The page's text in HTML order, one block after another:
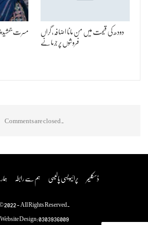
مسرت جمشید دودھ کی قیمت میں من مانا اضافہ، گراں
فروشوں پر جرمانے
Comments are closed.
ہم سے رابطہ پرائیویسی پالیسی ڈسکلیمر
2022 - All Rights Reserved.
Website Design:0303936009